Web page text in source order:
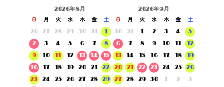
2026年8月
日 月 火 水 木 金
土
26
27 28 29 30 31
1
2
3 4 5 6 7
8
9
10 11 12 13 14
15
16
17 18 19 20 21
22
23
24 25 26 27 28
29
2026年9月
日 月 火 水 木 金
土
30
31 1 2 3 4
5
6
7 8 9 10 11
12
13
14 15 16 17 18
19
20
21 22 23 24 25
26
27
28 29 30 1 2 3